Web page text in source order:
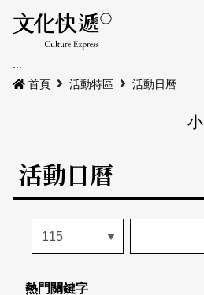
最新公告
本期專題
歷史專題
活動特區
活動列表
關於我們
:::
首頁
活動特區 活動日曆
小
活動日曆
熱門關鍵字